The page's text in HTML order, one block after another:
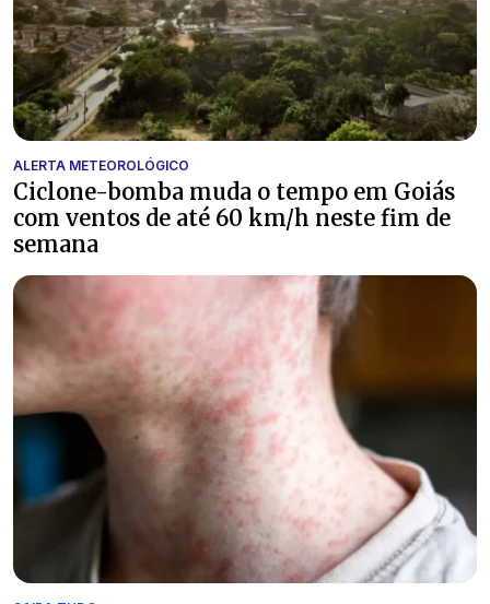
ALERTA METEOROLÓGICO
Ciclone-bomba muda o tempo em Goiás
com ventos de até 60 km/h neste fim de
semana